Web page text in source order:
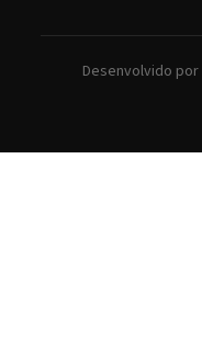
Desenvolvido por